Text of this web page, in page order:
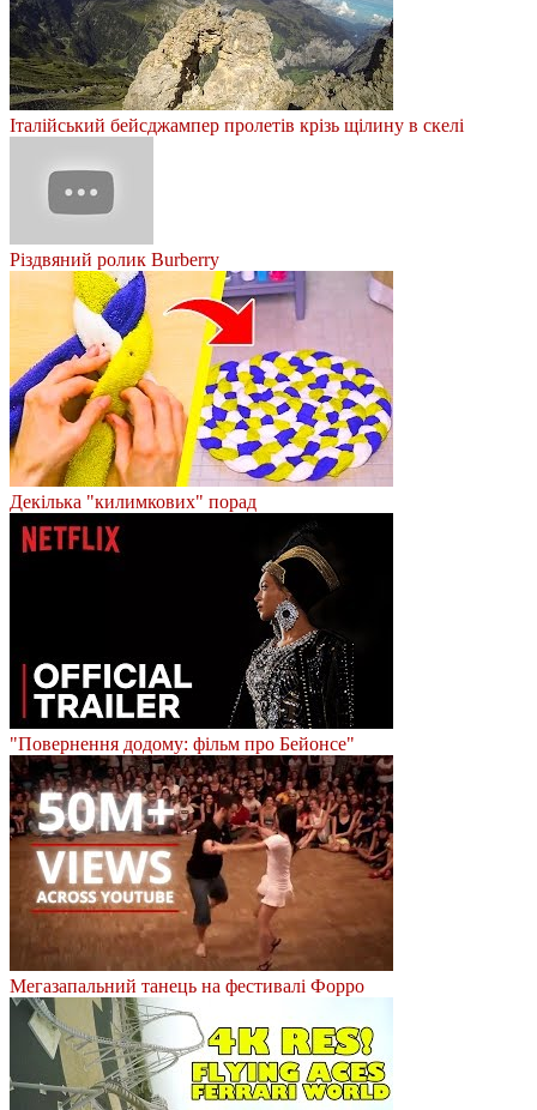
Італійський бейсджампер пролетів крізь щілину в скелі
Різдвяний ролик Burberry
Декілька "килимкових" порад
"Повернення додому: фільм про Бейонсе"
Мегазапальний танець на фестивалі Форро